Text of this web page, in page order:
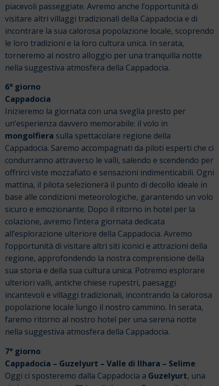
piacevoli passeggiate. Avremo anche l’opportunità di
visitare altri villaggi tradizionali della Cappadocia e di
incontrare la sua calorosa popolazione locale, scoprendo
le loro tradizioni e la loro cultura unica. In serata,
torneremo al nostro alloggio per una tranquilla notte
nella suggestiva atmosfera della Cappadocia.
6° giorno
Cappadocia
Inizieremo la giornata con una sveglia presto per
un’esperienza davvero memorabile: il volo in
mongolfiera sulla spettacolare regione della
Cappadocia. Saremo accompagnati da piloti esperti che ci
condurranno attraverso le valli, salendo e scendendo per
offrirci viste mozzafiato e sensazioni indimenticabili. Ogni
mattina, il pilota selezionerà il punto di decollo ideale in
base alle condizioni meteorologiche, garantendo un volo
sicuro e emozionante. Dopo il ritorno in hotel per la
colazione, avremo l’intera giornata dedicata
all’esplorazione ulteriore della Cappadocia. Avremo
l’opportunità di visitare altri siti iconici e attrazioni della
regione, approfondendo la nostra comprensione della
sua storia e della sua cultura unica. Potremo esplorare
ulteriori valli, antiche chiese rupestri, paesaggi
incantevoli e villaggi tradizionali, incontrando la calorosa
popolazione locale lungo il nostro cammino. In serata,
faremo ritorno al nostro hotel per una serena notte
nella suggestiva atmosfera della Cappadocia.
7° giorno
Cappadocia – Guzelyurt – Valle di Ilhara – Selime
Oggi ci sposteremo dalla Cappadocia a Guzelyurt, una